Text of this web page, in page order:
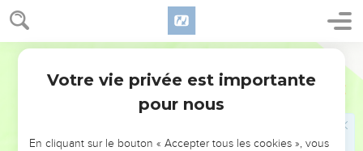
Jean 20
ne croirai pas.
Huit jours plus tard, les disciples étaient de nouveau
réunis dans la maison. Cette fois-ci, Thomas était avec eux.
Jésus vint, alors que les portes étaient verrouillées. Il se tint
au milieu d’eux et leur dit : —Que la paix soit avec vous !
Puis il dit à Thomas : —Place ton doigt ici, vois mes mains ;
avance ta main et mets-la dans mon côté. Ne sois donc pas
Votre vie privée est importante
pour nous
En cliquant sur le bouton « Accepter tous les cookies », vous